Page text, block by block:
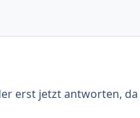
erst jetzt antworten,